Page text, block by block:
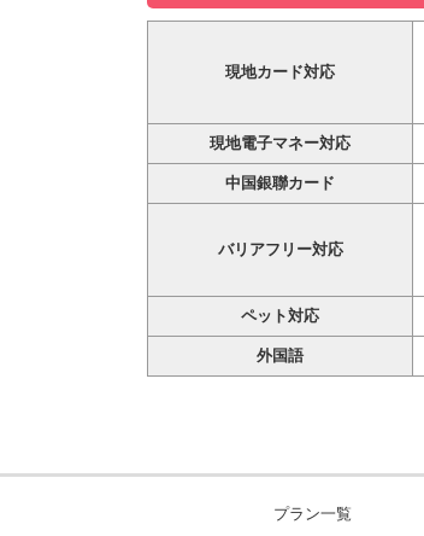
現地カード対応
現地電子マネー対応
中国銀聯カード
バリアフリー対応
ペット対応
外国語
プラン一覧